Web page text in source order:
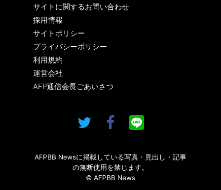
サイトに関するお問い合わせ
採用情報
サイトポリシー
プライバシーポリシー
利用規約
運営会社
AFP通信会長ごあいさつ
AFPBB Newsに掲載している写真・見出し・記事
の無断使用を禁じます。
© AFPBB News